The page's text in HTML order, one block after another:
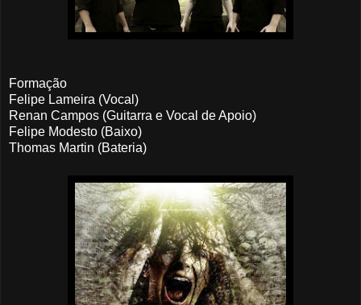
Formação
Felipe Lameira (Vocal)
Renan Campos (Guitarra e Vocal de Apoio)
Felipe Modesto (Baixo)
Thomas Martin (Bateria)